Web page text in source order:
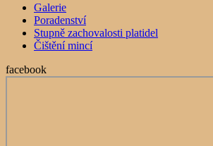
Galerie
Poradenství
Stupně zachovalosti platidel
Čištění mincí
facebook